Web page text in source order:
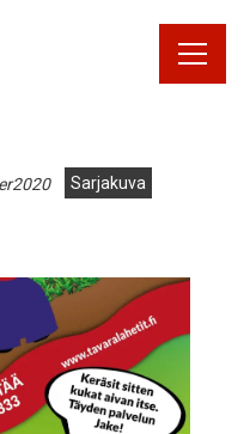
raportti
Sarjakuva